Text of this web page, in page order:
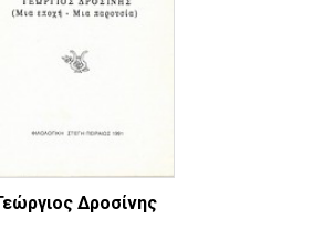
Δροσίνης